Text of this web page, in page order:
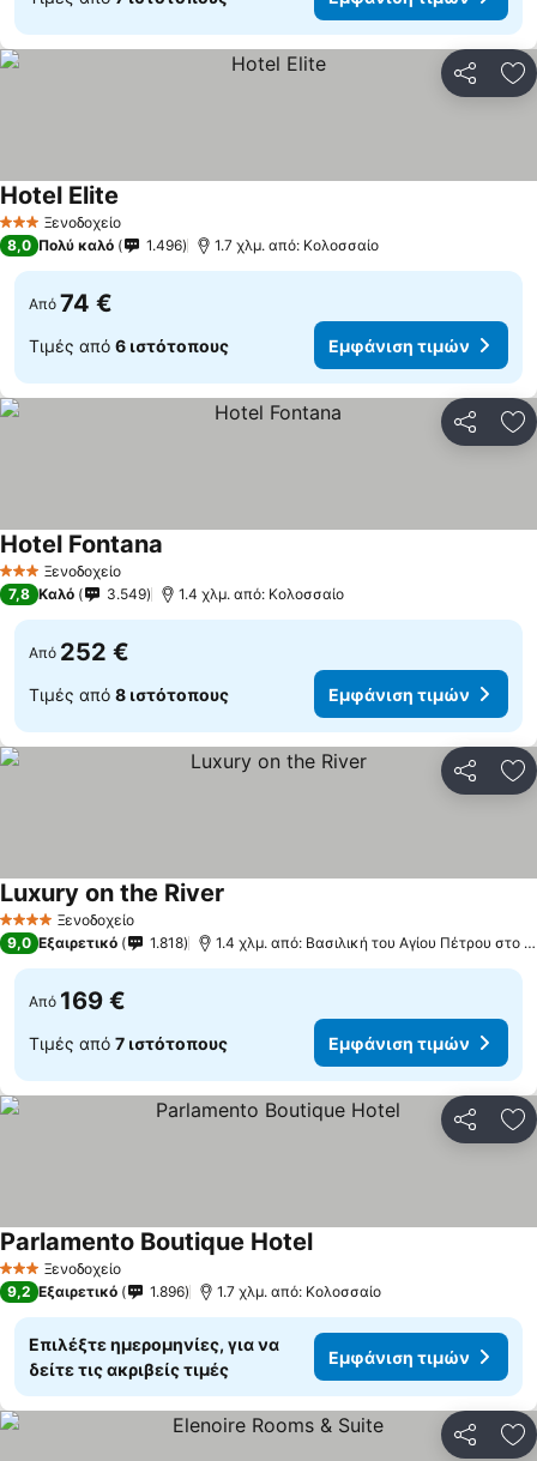
3 ΑστέριαΞενοδοχείο
Hotel Elite
8,0 Πολύ καλό 1.496 1.7 χλμ. από: Κολοσσαίο
Από 74 €
Τιμές από 6 ιστότοπους Εμφάνιση τιμών
3 ΑστέριαΞενοδοχείο
Hotel Fontana
7,8 Καλό 3.549 1.4 χλμ. από: Κολοσσαίο
Από 252 €
Τιμές από 8 ιστότοπους Εμφάνιση τιμών
4 ΑστέριαΞενοδοχείο
Luxury on the River
9,0 Εξαιρετικό 1.818 1.4 χλμ. από: Βασιλική του Αγίου Πέτρου στο
Από 169 €
Τιμές από 7 ιστότοπους Εμφάνιση τιμών
3 ΑστέριαΞενοδοχείο
Parlamento Boutique HotelΕμφάνιση τιμών
9,2 Εξαιρετικό 1.896 1.7 χλμ. από: Κολοσσαίο
Επιλέξτε ημερομηνίες, για να
δείτε τις ακριβείς τιμές
Εμφάνιση τιμών